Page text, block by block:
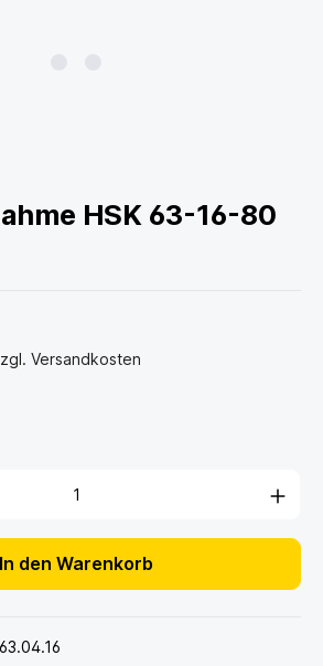
HSK 63-16-80
Versandkosten
In den Warenkorb